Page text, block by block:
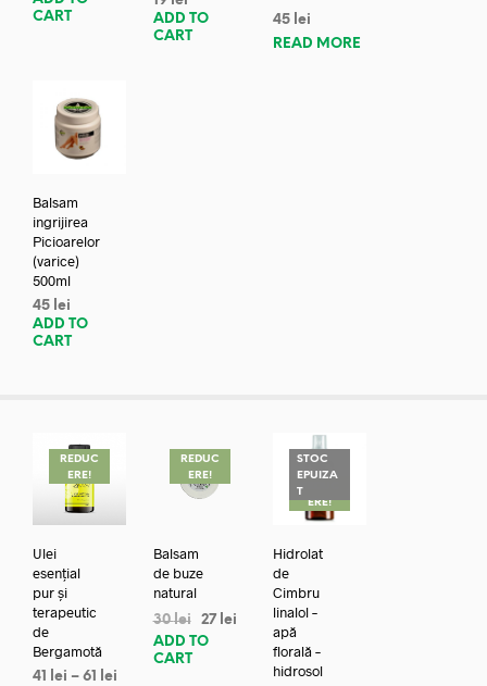
CART
ADD TO
CART
45 lei
READ MORE
Balsam
ingrijirea
Picioarelor
(varice)
500ml
45 lei
ADD TO
CART
REDUC
ERE!
Ulei
esențial
pur și
terapeutic
de
Bergamotă
41 lei – 61
lei
REDUC
ERE!
Balsam
de buze
natural
30lei 27 lei
ADD TO
CART
STOC
EPUIZA
TREDUC
ERE!
Hidrolat
de
Cimbru
linalol –
apă
florală –
hidrosol